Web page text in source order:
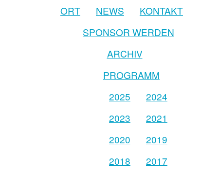
ORT
NEWS
KONTAKT
SPONSOR WERDEN
ARCHIV
PROGRAMM
2025
2024
2023
2021
2020
2019
2018
2017